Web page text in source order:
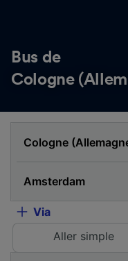
Bus de
Cologne
Via
Aller simple